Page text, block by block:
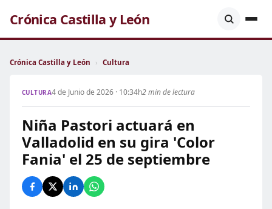
Crónica Castilla y León
Crónica Castilla y León › Cultura
CULTURA4 de Junio de 2026 · 10:34h2 min de lectura
Niña Pastori actuará en
Valladolid en su gira 'Color
Fania' el 25 de septiembre